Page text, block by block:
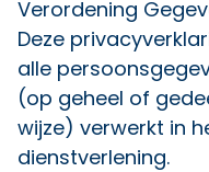
Verordening
Deze
alle
(op geheel of
wijze) verwerkt in
dienstverlening.